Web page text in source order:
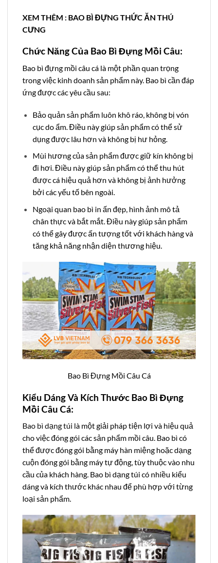
XEM THÊM : BAO BÌ ĐỰNG THỨC ĂN THÚ
CƯNG
Chức Năng Của Bao Bì Đựng Mồi Câu:
Bao bì đựng mồi câu cá là một phần quan trọng
trong việc kinh doanh sản phẩm này. Bao bì cần đáp
ứng được các yêu cầu sau:
Bảo quản sản phẩm luôn khô ráo, không bị vón
cục do ẩm. Điều này giúp sản phẩm có thể sử
dụng được lâu hơn và không bị hư hỏng.
Mùi hương của sản phẩm được giữ kín không bị
đi hơi. Điều này giúp sản phẩm có thể thu hút
được cá hiệu quả hơn và không bị ảnh hưởng
bởi các yếu tố bên ngoài.
Ngoại quan bao bì in ấn đẹp, hình ảnh mô tả
chân thực và bắt mắt. Điều này giúp sản phẩm
có thể gây được ấn tượng tốt với khách hàng và
tăng khả năng nhận diện thương hiệu.
Bao Bì Đựng Mồi Câu Cá
Kiểu Dáng Và Kích Thước Bao Bì Đựng
Mồi Câu Cá:
Bao bì dạng túi là một giải pháp tiện lợi và hiệu quả
cho việc đóng gói các sản phẩm mồi câu. Bao bì có
thể được đóng gói bằng máy hàn miệng hoặc dạng
cuộn đóng gói bằng máy tự động, tùy thuộc vào nhu
cầu của khách hàng. Bao bì dạng túi có nhiều kiểu
dáng và kích thước khác nhau để phù hợp với từng
loại sản phẩm.